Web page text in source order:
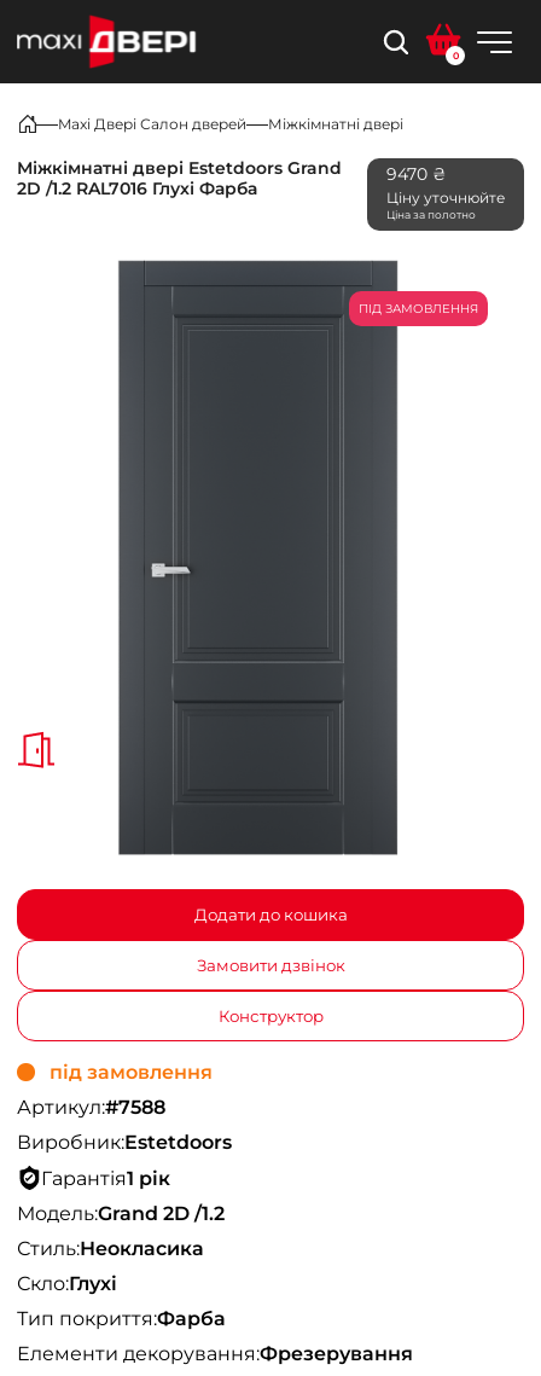
0
Maxi Двері Салон дверей Міжкімнатні двері
Міжкімнатні двері Estetdoors Grand
2D /1.2 RAL7016 Глухі Фарба
9470 ₴
Ціну уточнюйте
Ціна за полотно
ПІД ЗАМОВЛЕННЯ
Додати до кошика
Замовити дзвінок
Конструктор
під замовлення
Артикул:#7588
Виробник:Estetdoors
Гарантія1 рік
Модель:Grand 2D /1.2
Стиль:Неокласика
Скло:Глухі
Тип покриття:Фарба
Елементи декорування:Фрезерування